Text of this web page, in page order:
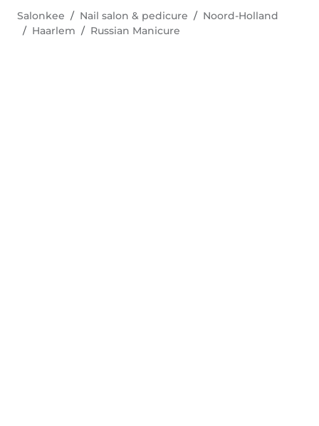
Salonkee Nail salon & pedicure
Noord-Holland
Haarlem
Russian Manicure